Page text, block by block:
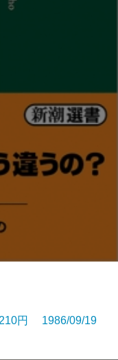
円 1986/09/19